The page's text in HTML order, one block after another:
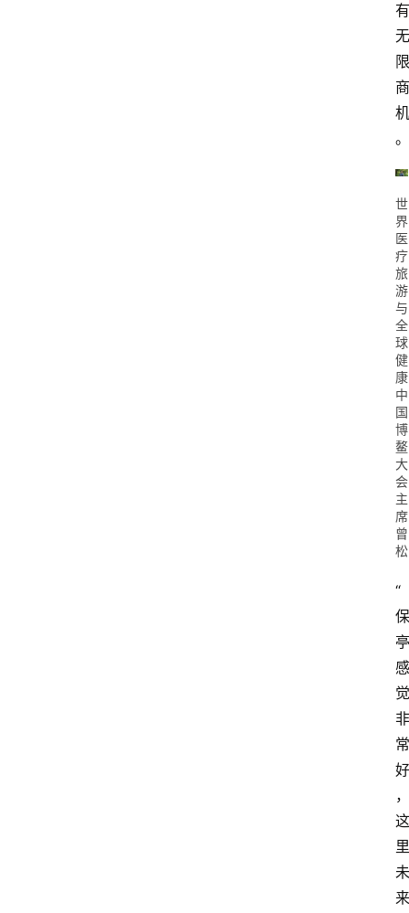
有
无
限
商
机
。
世
界
医
疗
旅
游
与
全
球
健
康
中
国
博
鳌
大
会
主
席
曾
松
“
保
亭
感
觉
非
常
好
，
这
里
未
来